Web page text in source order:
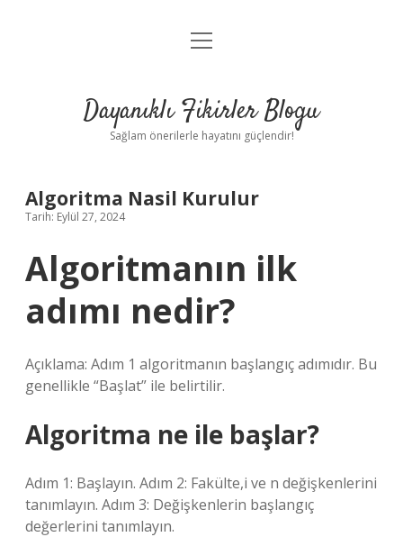
Anasayfa
Yasal Uyarı
menüyü
Dayanıklı Fikirler Blogu
Sağlam önerilerle hayatını güçlendir!
Algoritma Nasil Kurulur
Tarih: Eylül 27, 2024
Algoritmanın ilk
adımı nedir?
Açıklama: Adım 1 algoritmanın başlangıç ​​adımıdır. Bu
genellikle “Başlat” ile belirtilir.
Algoritma ne ile başlar?
Adım 1: Başlayın. Adım 2: Fakülte,i ve n değişkenlerini
tanımlayın. Adım 3: Değişkenlerin başlangıç ​​
değerlerini tanımlayın.